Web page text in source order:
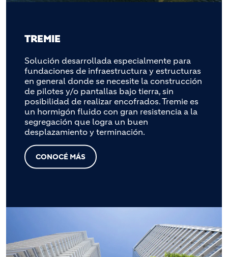
TREMIE
Solución desarrollada especialmente para
fundaciones de infraestructura y estructuras
en general donde se necesite la construcción
de pilotes y/o pantallas bajo tierra, sin
posibilidad de realizar encofrados. Tremie es
un hormigón fluido con gran resistencia a la
segregación que logra un buen
desplazamiento y terminación.
CONOCÉ MÁS